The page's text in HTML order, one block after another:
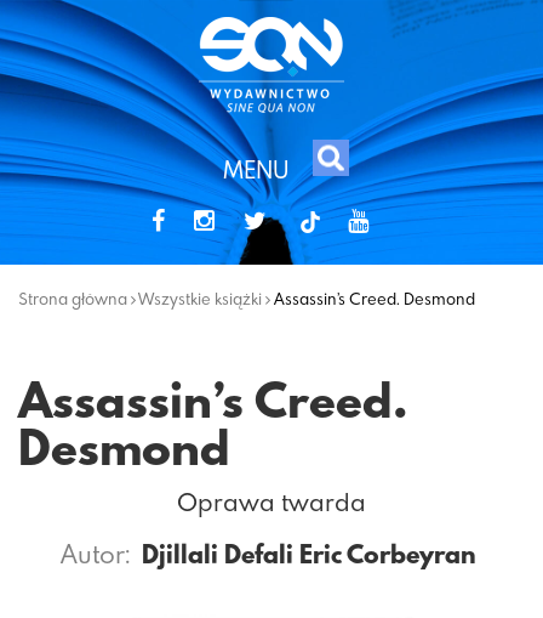
MENU
tiktok
Strona główna Wszystkie książki Assassin’s Creed. Desmond
Assassin’s Creed.
Desmond
Oprawa twarda
Autor: Djillali Defali Eric Corbeyran